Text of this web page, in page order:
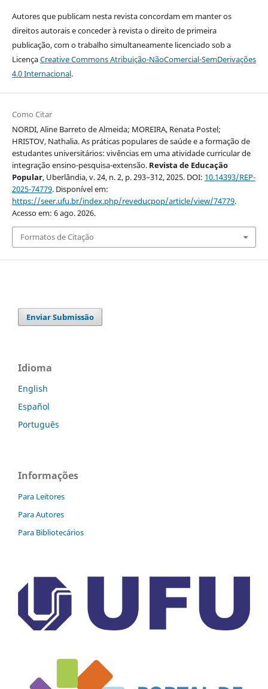
Autores que publicam nesta revista concordam em manter os
direitos autorais e conceder à revista o direito de primeira
publicação, com o trabalho simultaneamente licenciado sob a
LicençaCreative Commons Atribuição-NãoComercial-SemDerivações
4.0 Internacional.
Como Citar
NORDI, Aline Barreto de Almeida; MOREIRA, Renata Postel;
HRISTOV, Nathalia. As práticas populares de saúde e a formação de
estudantes universitários: vivências em uma atividade curricular de
integração ensino-pesquisa-extensão. Revista de Educação
Popular, Uberlândia, v. 24, n. 2, p. 293–312, 2025. DOI: 10.14393/REP-
2025-74779. Disponível em:
https://seer.ufu.br/index.php/reveducpop/article/view/74779.
Acesso em: 6 ago. 2026.
Formatos de Citação
Enviar Submissão
Idioma
English
Español
Português
Informações
Para Leitores
Para Autores
Para Bibliotecários